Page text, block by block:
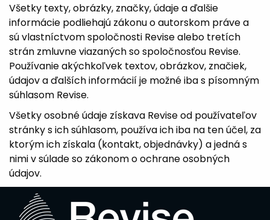
Všetky texty, obrázky, značky, údaje a ďalšie
informácie podliehajú zákonu o autorskom práve a
sú vlastníctvom spoločnosti Revise alebo tretích
strán zmluvne viazaných so spoločnosťou Revise.
Používanie akýchkoľvek textov, obrázkov, značiek,
údajov a ďalších informácií je možné iba s písomným
súhlasom Revise.
Všetky osobné údaje získava Revise od používateľov
stránky s ich súhlasom, používa ich iba na ten účel, za
ktorým ich získala (kontakt, objednávky) a jedná s
nimi v súlade so zákonom o ochrane osobných
údajov.